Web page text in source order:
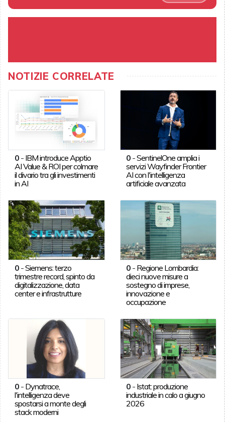
NOTIZIE CORRELATE
0- IBM introduce Apptio
AI Value & ROI per colmare
il divario tra gli investimenti
in AI
0 -SentinelOne amplia i
servizi Wayfinder Frontier
AI con l'intelligenza
artificiale avanzata
0-Siemens: terzo
trimestre record, spinto da
digitalizzazione, data
center e infrastrutture
0 - Regione Lombardia:
dieci nuove misure a
sostegno di imprese,
innovazione e
occupazione
0- Dynatrace,
l'intelligenza deve
spostarsi a monte degli
stack moderni
0 - Istat: produzione
industriale in calo a giugno
2026